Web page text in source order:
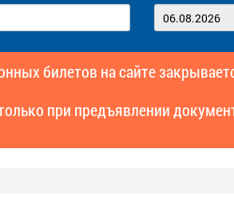
билетов на сайте
при предъявлении